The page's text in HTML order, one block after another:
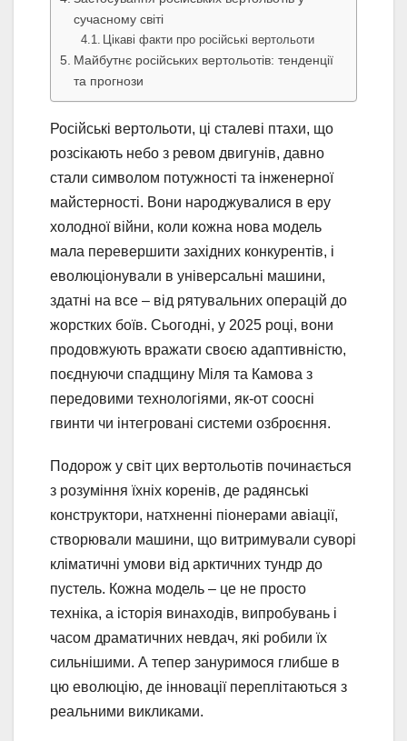
сучасному світі
Цікаві факти про російські вертольоти
Майбутнє російських вертольотів: тенденції
та прогнози
Російські вертольоти, ці сталеві птахи, що
розсікають небо з ревом двигунів, давно
стали символом потужності та інженерної
майстерності. Вони народжувалися в еру
холодної війни, коли кожна нова модель
мала перевершити західних конкурентів, і
еволюціонували в універсальні машини,
здатні на все – від рятувальних операцій до
жорстких боїв. Сьогодні, у 2025 році, вони
продовжують вражати своєю адаптивністю,
поєднуючи спадщину Міля та Камова з
передовими технологіями, як-от соосні
гвинти чи інтегровані системи озброєння.
Подорож у світ цих вертольотів починається
з розуміння їхніх коренів, де радянські
конструктори, натхненні піонерами авіації,
створювали машини, що витримували суворі
кліматичні умови від арктичних тундр до
пустель. Кожна модель – це не просто
техніка, а історія винаходів, випробувань і
часом драматичних невдач, які робили їх
сильнішими. А тепер зануримося глибше в
цю еволюцію, де інновації переплітаються з
реальними викликами.